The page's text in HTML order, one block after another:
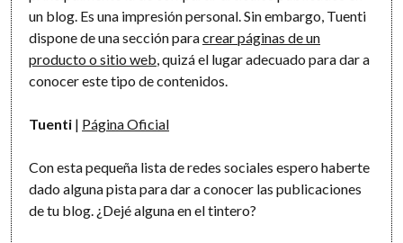
un blog. Es una impresión personal. Sin embargo, Tuenti
dispone de una sección paracrear páginas de un
producto o sitio web , quizá el lugar adecuado para dar a
conocer este tipo de contenidos.
Tuenti | Página Oficial
Con esta pequeña lista de redes sociales espero haberte
dado alguna pista para dar a conocer las publicaciones
de tu blog. ¿Dejé alguna en el tintero?